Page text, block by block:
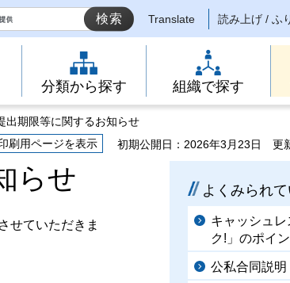
Translate 読み上げ / ふ
分類から探す 組織で探す
出期限等に関するお知らせ
刷用ページを表示
初期公開日：2026年3月23日 更
らせ
せていただきま
よくみられ
キャッシュレ
ク!」のポイ
公私合同説明